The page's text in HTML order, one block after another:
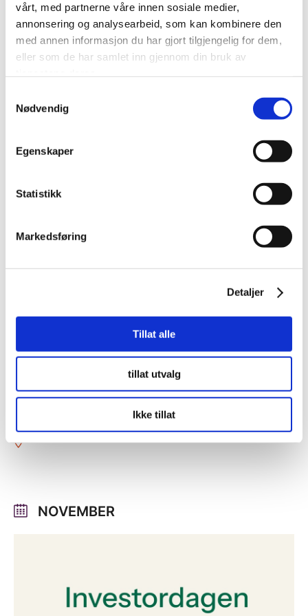
vårt, med partnerne våre innen sosiale medier,
annonsering og analysearbeid, som kan kombinere den
med annen informasjon du har gjort tilgjengelig for dem,
eller som de har samlet inn gjennom din bruk av
Nødvendig
Egenskaper
Statistikk
Markedsføring
Detaljer
Tillat alle
tillat utvalg
Ikke tillat
27
august
17:00 - 21:00
Grenland Eiendomsnettverk & GNF
Ung: Hvorfor satse i Grenland?
Gamle Polet, Porsgrunn
SEPTEMBER
23 september
Brobyggerkonferansen-
NOVEMBER